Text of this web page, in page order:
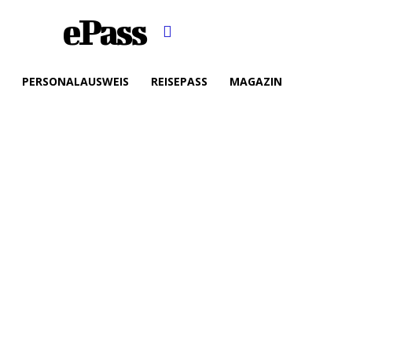
ePass
PERSONALAUSWEIS REISEPASS MAGAZIN